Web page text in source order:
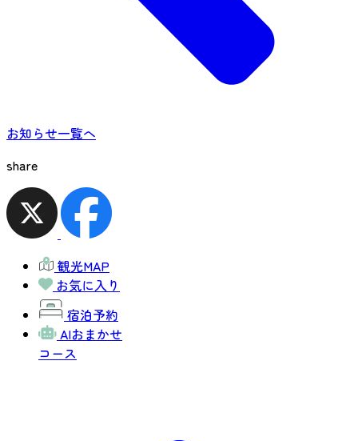
お知らせ一覧へ
share
観光MAP
お気に入り
宿泊予約
AIおまかせ
コース